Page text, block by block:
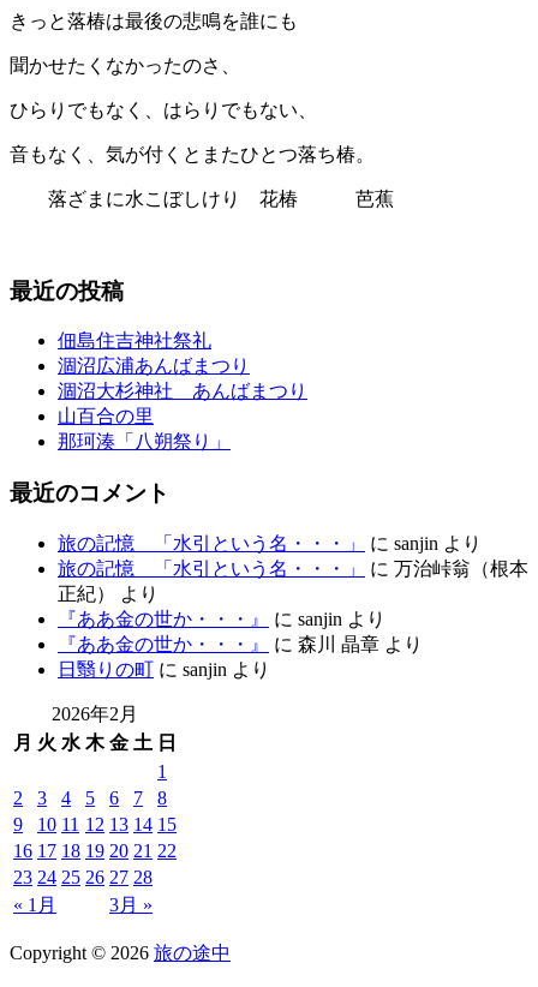
きっと落椿は最後の悲鳴を誰にも
聞かせたくなかったのさ、
ひらりでもなく、はらりでもない、
音もなく、気が付くとまたひとつ落ち椿。
落ざまに水こぼしけり 花椿 芭蕉
最近の投稿
佃島住吉神社祭礼
涸沼広浦あんばまつり
涸沼大杉神社 あんばまつり
山百合の里
那珂湊「八朔祭り」
最近のコメント
旅の記憶 「水引という名・・・」 に sanjin より
旅の記憶 「水引という名・・・」
に 万治峠翁（根本
正紀）
より
『ああ金の世か・・・』
に sanjin より
『ああ金の世か・・・』
に 森川 晶章 より
日翳りの町 に sanjin より
2026年2月
月 火 水 木 金 土 日
« 1月 3月 »
1
2
3 4 5 6 7
8
9
10 11 12 13 14 15
16 17 18 19 20 21 22
23 24 25 26 27 28
Copyright © 2026 旅の途中